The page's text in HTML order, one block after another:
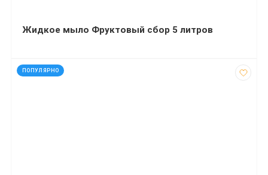
Жидкое мыло Фруктовый сбор 5 литров
ПОПУЛЯРНО
код: 7333